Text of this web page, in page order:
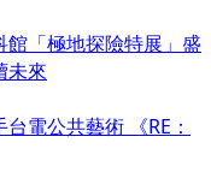
「極地探險特展」盛
未來
電公共藝術 《RE：